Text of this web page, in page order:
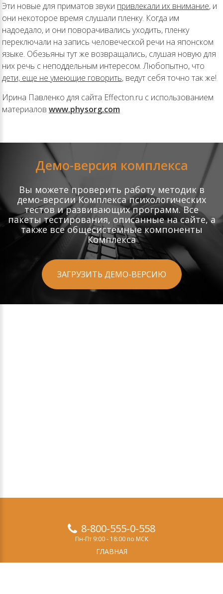
Эти новые для приматов звуки привлекали их внимание, и
они некоторое время слушали пленку. Когда им
надоедало, и они поворачивались уходить, пленку
переключали на запись человеческой речи на японском
языке. Обезьяны тут же возвращались, слушая новую для
них речь с неподдельным интересом. Любопытно, что
дети, еще не умеющие говорить, ведут себя точно так же!
Ирина Павленко для сайта Effecton.ru с использованием
материалов www.physorg.com
Демо-версия комплекса
Вы можете проверить работу методик в
демо-версии Комплекса психологических
тестов и развивающих программ. Все
пакеты тестирования, описанные на сайте, а
также все общесистемные компоненты
Комплекса
ЗАГРУЗИТЬ ДЕМО-ВЕРСИЮ
8-800-555-0-558
Пн-Пт 9:00 - 18:00 по МСК
ГЛАВНАЯ